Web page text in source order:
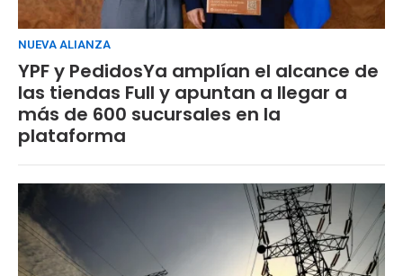
NUEVA ALIANZA
YPF y PedidosYa amplían el alcance de
las tiendas Full y apuntan a llegar a
más de 600 sucursales en la
plataforma